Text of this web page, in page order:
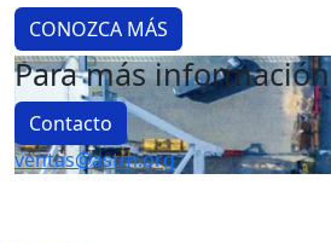
CONOZCA MÁS
Para más información
Contacto
ventas@astm.org